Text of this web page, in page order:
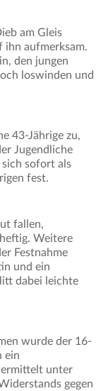
am Gleis
ihn aufmerksam.
den jungen
loswinden und
43-Jährige zu,
Jugendliche
sich sofort als
fest.
fallen,
Weitere
Festnahme
und ein
dabei leichte
wurde der 16-
ein
ermittelt unter
gegen